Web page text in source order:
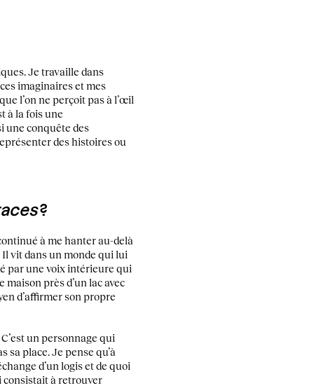
Je travaille dans
imaginaires et mes
l’on ne perçoit pas à l’œil
à la fois une
une conquête des
des histoires ou
?
à me hanter au-delà
Il vit dans un monde qui lui
par une voix intérieure qui
près d’un lac avec
d’affirmer son propre
un personnage qui
place. Je pense qu’à
d’un logis et de quoi
consistait à retrouver